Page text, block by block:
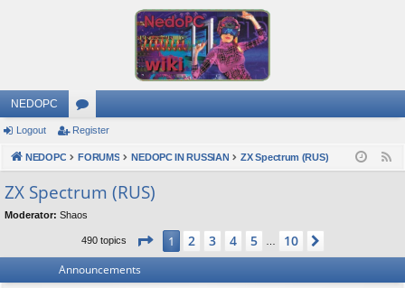
NEDOPC
or
u
s
Logout Register
NEDOPC FORUMS NEDOPC IN RUSSIAN ZX Spectrum (RUS)
ZX Spectrum (RUS)
Moderator: Shaos
490 topics Page 1of10
1 2 3 4 5 10
Announcements